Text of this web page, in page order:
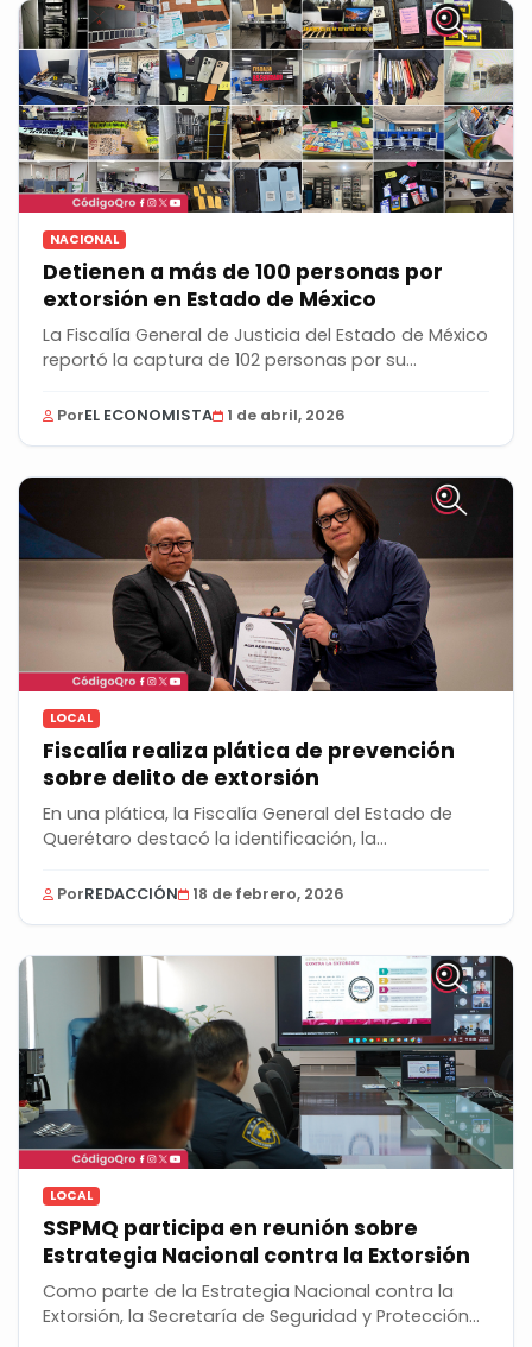
NACIONAL
Detienen a más de 100 personas por
extorsión en Estado de México
La Fiscalía General de Justicia del Estado de México
reportó la captura de 102 personas por su...
PorEL ECONOMISTA 1 de abril, 2026
LOCAL
Fiscalía realiza plática de prevención
sobre delito de extorsión
En una plática, la Fiscalía General del Estado de
Querétaro destacó la identificación, la...
PorREDACCIÓN 18 de febrero, 2026
LOCAL
SSPMQ participa en reunión sobre
Estrategia Nacional contra la Extorsión
Como parte de la Estrategia Nacional contra la
Extorsión, la Secretaría de Seguridad y Protección...